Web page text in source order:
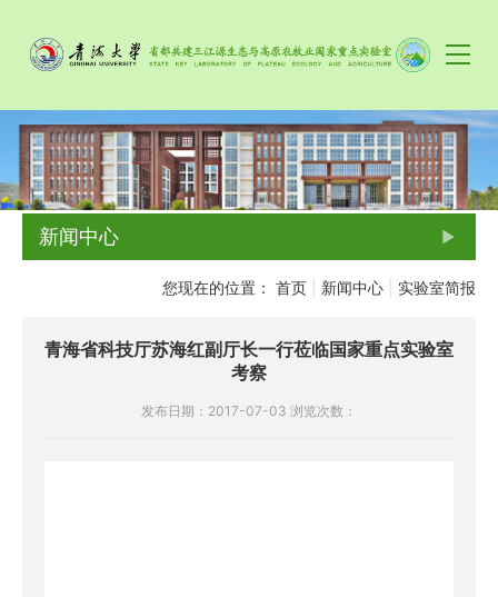
新闻中心
您现在的位置： 首页 新闻中心 实验室简报
青海省科技厅苏海红副厅长一行莅临国家重点实验室
考察
发布日期：2017-07-03 浏览次数：